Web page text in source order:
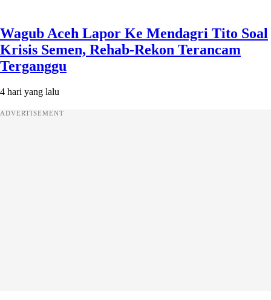
Wagub Aceh Lapor Ke Mendagri Tito Soal
Krisis Semen, Rehab-Rekon Terancam
Terganggu
4 hari yang lalu
ADVERTISEMENT